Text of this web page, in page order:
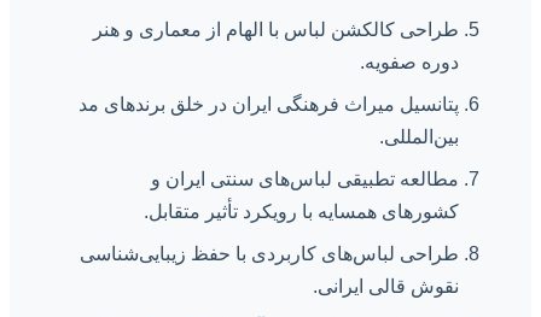
طراحی کالکشن لباس با الهام از معماری و هنر
دوره صفویه.
پتانسیل میراث فرهنگی ایران در خلق برندهای مد
بین‌المللی.
مطالعه تطبیقی لباس‌های سنتی ایران و
کشورهای همسایه با رویکرد تأثیر متقابل.
طراحی لباس‌های کاربردی با حفظ زیبایی‌شناسی
نقوش قالی ایرانی.